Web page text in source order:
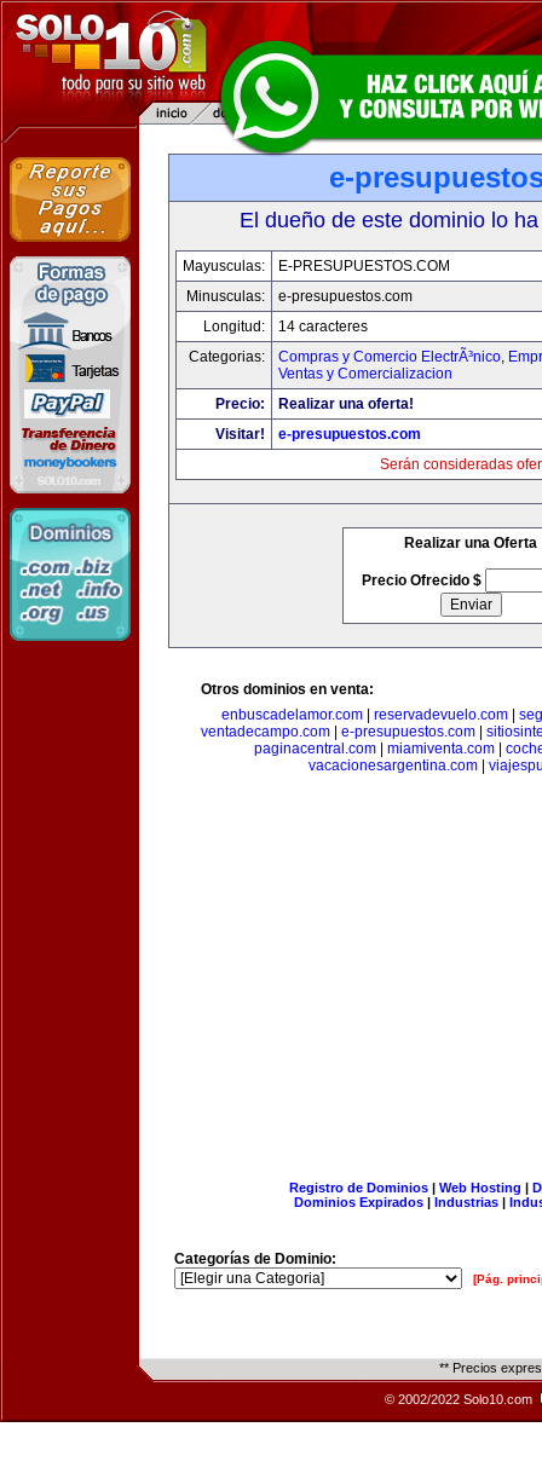
e-
El dueño de este dominio lo
Mayusculas:
E-PRESUPUESTOS.COM
Minusculas:
e-presupuestos.com
Longitud:
14 caracteres
Categorias:
Compras y Comercio ElectrÃ³nico,
Ventas y Comercializacion
Precio:
Realizar una oferta!
Visitar!
e-presupuestos.com
Serán consideradas
Realizar una Oferta
Precio Ofrecido $
Otros dominios en venta:
enbuscadelamor.com
reservadevuelo.com
ventadecampo.com
e-presupuestos.com
paginacentral.com| miamiventa.com|
vacacionesargentina.com
Registro de Dominios| Web Hosting |
Dominios Expirados | Industrias |
Categorías de Dominio:
[Pág.
** Precios
© 2002/2022 Solo10.com